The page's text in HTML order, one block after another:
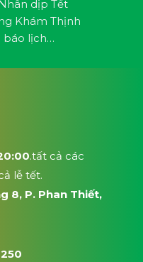
dịp Tết
Khám Thịnh
báo lịch…
.tất cả các
lễ tết.
8, P. Phan Thiết,